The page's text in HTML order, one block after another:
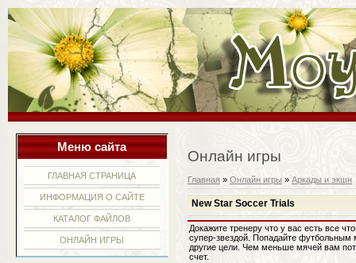
Меню сайта
ГЛАВНАЯ СТРАНИЦА
ИНФОРМАЦИЯ О САЙТЕ
КАТАЛОГ ФАЙЛОВ
ОНЛАЙН ИГРЫ
Онлайн игры
Главная » Онлайн игры » Аркады и экшн
New Star Soccer Trials
Докажите тренеру что у вас есть все
супер-звездой. Попадайте футбольным
другие цели. Чем меньше мячей вам
счет.